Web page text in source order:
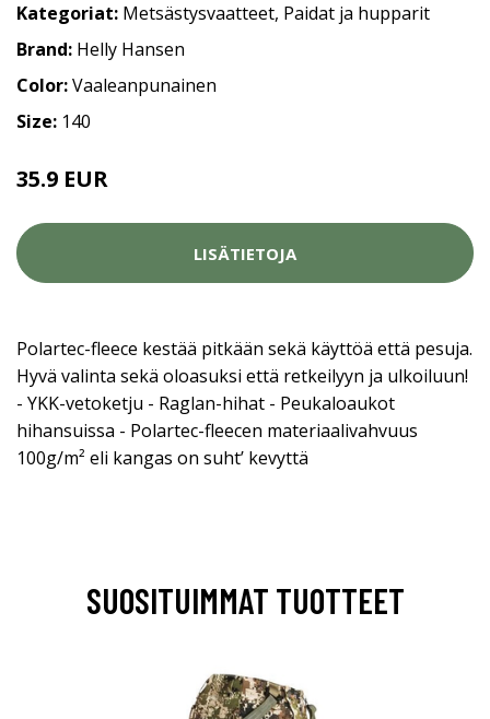
Kategoriat: Metsästysvaatteet, Paidat ja hupparit
Brand: Helly Hansen
Color:Vaaleanpunainen
Size: 140
35.9 EUR
LISÄTIETOJA
Polartec-fleece kestää pitkään sekä käyttöä että pesuja.
Hyvä valinta sekä oloasuksi että retkeilyyn ja ulkoiluun!
- YKK-vetoketju - Raglan-hihat - Peukaloaukot
hihansuissa - Polartec-fleecen materiaalivahvuus
100g/m² eli kangas on suht’ kevyttä
SUOSITUIMMAT TUOTTEET